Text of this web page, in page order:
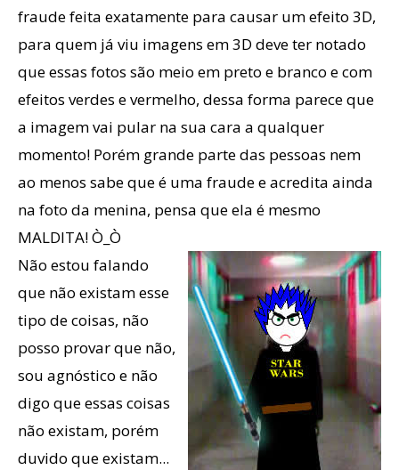
fraude feita exatamente para causar um efeito 3D,
para quem já viu imagens em 3D deve ter notado
que essas fotos são meio em preto e branco e com
efeitos verdes e vermelho, dessa forma parece que
a imagem vai pular na sua cara a qualquer
momento! Porém grande parte das pessoas nem
ao menos sabe que é uma fraude e acredita ainda
na foto da menina, pensa que ela é mesmo
MALDITA! Ò_Ò
Não estou falando
que não existam esse
tipo de coisas, não
posso provar que não,
sou agnóstico e não
digo que essas coisas
não existam, porém
duvido que existam...